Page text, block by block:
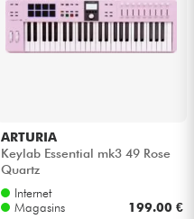
ARTURIA
Keylab Essential mk3 49 Rose
Quartz
Internet
Magasins
199.00 €